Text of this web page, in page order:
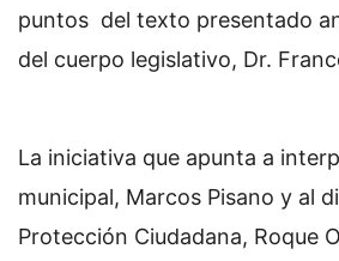
puntos del texto presentado
del cuerpo legislativo, Dr.
La iniciativa que apunta a
municipal, Marcos Pisano y al
Protección Ciudadana, Roque